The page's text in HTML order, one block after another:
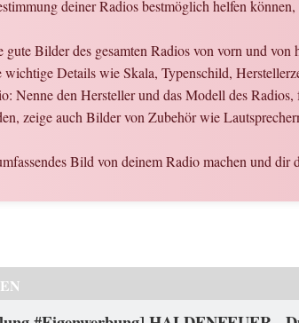
deiner Radios bestmöglich helfen können,
gute Bilder des gesamten Radios von vorn und
Details wie Skala, Typenschild,
Nenne den Hersteller und das Modell des Radios,
zeige auch Bilder von Zubehör wie
Bild von deinem Radio machen und dir